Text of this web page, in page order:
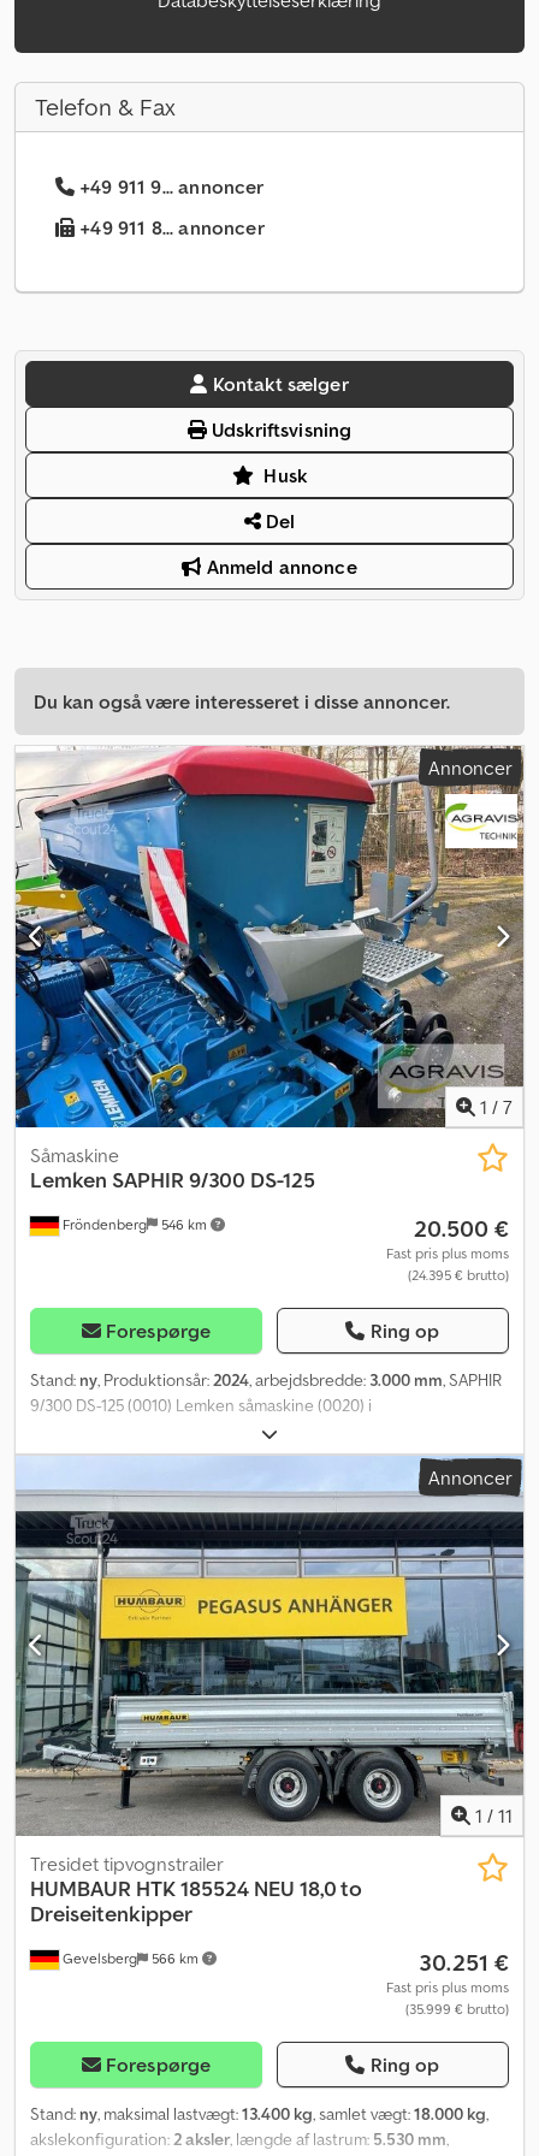
Telefon & Fax
+49 911 9... annoncer
+49 911 8... annoncer
Kontakt sælger
Udskriftsvisning
Husk
Del
Anmeld annonce
Du kan også være interesseret i disse annoncer.
Annoncer
1 / 7
Fröndenberg 546 km
Såmaskine
Lemken SAPHIR 9/300 DS-125
20.500 €
Fast pris plus moms
(24.395 € brutto)
Forespørge Ring op
Stand: ny, Produktionsår: 2024, arbejdsbredde: 3.000 mm, SAPHIR
9/300 DS-125 (0010) Lemken såmaskine (0020) i
standardkonfiguration Crsdpfxjvy Ni Ns Aifef (0030)
Arbejdsbredde / Rækkeafstand (0040) 3,0 m / 125 mm / 24 rækker
(0050) Frøtank kapacitet 1160 liter (0060) Doserradssæt Conti
Plus (monteret) (0070) Hydraulisk løft (0080) Udvidelse af
sporvæg (0090) fra 2x2 til 2x5 rækker (0100) Sporvidde midt-til-
midt 1,95 m (0110) Plejetraktor (0120) Sporvidde i kørespor midt-til-
midt 1,875 m (0130) Afstrygere 24 stk. hårdmetal til DS-S. (0140)
Beskyttelseshætter (trykvalser) 24 stk. (0150) Udadvendt lagring af
såskiver (0160) Elektronisk niveauovervågning (0170) Elektronisk
digitalvægt, max. 30 kg (0180) Koblingsdele Zirkon (0190) Ingen
ISOBUS (LET-40/EcoDrill) (0200) Hastighedsdetektering via
sporhjulstræk (0210) Belysningsanlæg foran + bagved
Annoncer
1 / 11
Gevelsberg 566 km
Tresidet tipvognstrailer
HUMBAUR HTK 185524 NEU 18,0 to
Dreiseitenkipper
30.251 €
Fast pris plus moms
(35.999 € brutto)
Forespørge Ring op
Stand: ny, maksimal lastvægt:13.400 kg, samlet vægt:18.000 kg,
akslekonfiguration:2 aksler, længde af lastrum: 5.530 mm,